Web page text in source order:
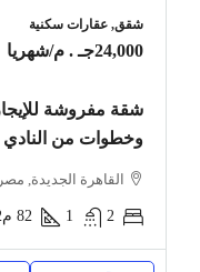
شقق, عقارات سكنية
24,000جـ . م /شهريا
وخطوات من النادي
القاهرة الجديدة, مصر
2
1
82 م2